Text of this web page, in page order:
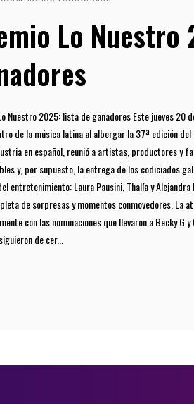
Lo Nuestro
Nuestro 2025: lista de ganadores Este jueves 20
de la música latina al albergar la 37ª edición
en español, reunió a artistas, productores y
y, por supuesto, la entrega de los codiciados
entretenimiento: Laura Pausini, Thalía y
de sorpresas y momentos conmovedores. La
con las nominaciones que llevaron a Becky G
de cer...